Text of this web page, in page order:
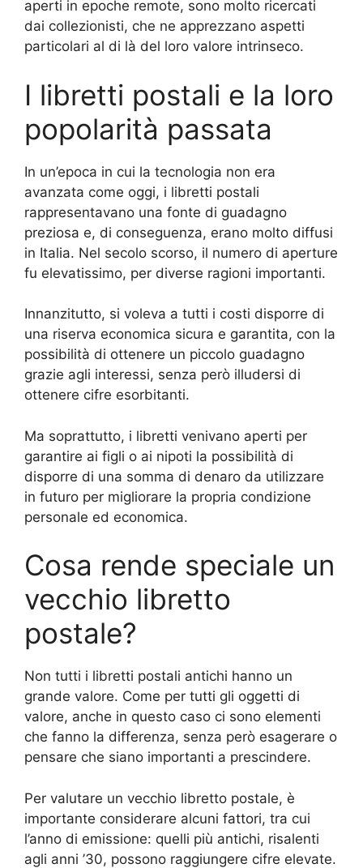
aperti in epoche remote, sono molto ricercati
dai collezionisti, che ne apprezzano aspetti
particolari al di là del loro valore intrinseco.
I libretti postali e la loro
popolarità passata
In un’epoca in cui la tecnologia non era
avanzata come oggi, i libretti postali
rappresentavano una fonte di guadagno
preziosa e, di conseguenza, erano molto diffusi
in Italia. Nel secolo scorso, il numero di aperture
fu elevatissimo, per diverse ragioni importanti.
Innanzitutto, si voleva a tutti i costi disporre di
una riserva economica sicura e garantita, con la
possibilità di ottenere un piccolo guadagno
grazie agli interessi, senza però illudersi di
ottenere cifre esorbitanti.
Ma soprattutto, i libretti venivano aperti per
garantire ai figli o ai nipoti la possibilità di
disporre di una somma di denaro da utilizzare
in futuro per migliorare la propria condizione
personale ed economica.
Cosa rende speciale un
vecchio libretto
postale?
Non tutti i libretti postali antichi hanno un
grande valore. Come per tutti gli oggetti di
valore, anche in questo caso ci sono elementi
che fanno la differenza, senza però esagerare o
pensare che siano importanti a prescindere.
Per valutare un vecchio libretto postale, è
importante considerare alcuni fattori, tra cui
l’anno di emissione: quelli più antichi, risalenti
agli anni ’30, possono raggiungere cifre elevate.